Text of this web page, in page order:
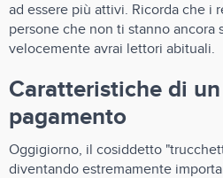
ad essere più attivi. Ricorda che i
persone che non ti stanno ancora
velocemente avrai lettori abituali.
Caratteristiche di
pagamento
Oggigiorno, il cosiddetto
diventando estremamente